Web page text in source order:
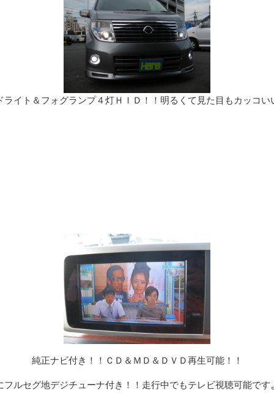
ライト＆フォグランプ４灯ＨＩＤ！！明るくて見た目もカッコい
純正ナビ付き！！ＣＤ＆ＭＤ＆ＤＶＤ再生可能！！
フルセグ地デジチューナ付き！！走行中でもテレビ視聴可能です